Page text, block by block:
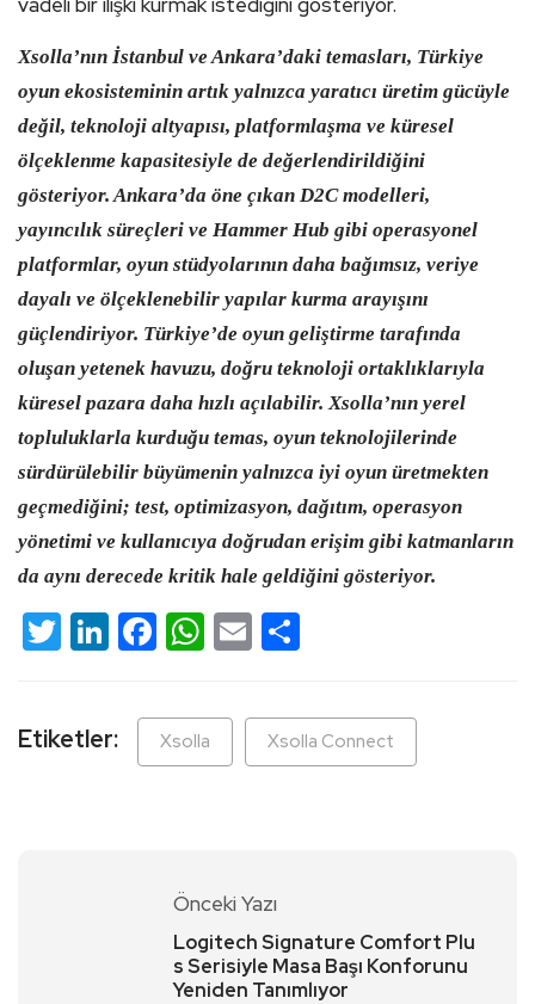
Xsolla’nın İstanbul ve Ankara’daki temasları, Türkiye
oyun ekosisteminin artık yalnızca yaratıcı üretim gücüyle
değil, teknoloji altyapısı, platformlaşma ve küresel
ölçeklenme kapasitesiyle de değerlendirildiğini
gösteriyor. Ankara’da öne çıkan D2C modelleri,
yayıncılık süreçleri ve Hammer Hub gibi operasyonel
platformlar, oyun stüdyolarının daha bağımsız, veriye
dayalı ve ölçeklenebilir yapılar kurma arayışını
güçlendiriyor. Türkiye’de oyun geliştirme tarafında
oluşan yetenek havuzu, doğru teknoloji ortaklıklarıyla
küresel pazara daha hızlı açılabilir. Xsolla’nın yerel
topluluklarla kurduğu temas, oyun teknolojilerinde
sürdürülebilir büyümenin yalnızca iyi oyun üretmekten
geçmediğini; test, optimizasyon, dağıtım, operasyon
yönetimi ve kullanıcıya doğrudan erişim gibi katmanların
da aynı derecede kritik hale geldiğini gösteriyor.
Twitter
LinkedIn
Facebook
WhatsApp
Email
Etiketler: Xsolla Xsolla Connect
Önceki Yazı
Logitech Signature Comfort Plu
s Serisiyle Masa Başı Konforunu
Yeniden Tanımlıyor